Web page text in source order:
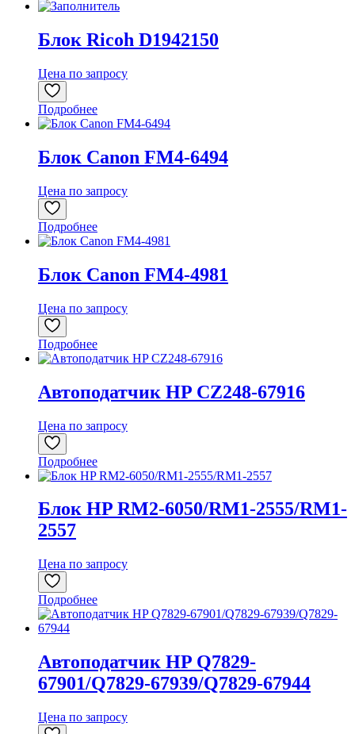
Блок Ricoh D1942150
Цена по запросу
Подробнее
Блок Canon FM4-6494
Цена по запросу
Подробнее
Блок Canon FM4-4981
Цена по запросу
Подробнее
Автоподатчик HP CZ248-67916
Цена по запросу
Подробнее
Блок HP RM2-6050/RM1-2555/RM1-
2557
Цена по запросу
Подробнее
Автоподатчик HP Q7829-
67901/Q7829-67939/Q7829-67944
Цена по запросу